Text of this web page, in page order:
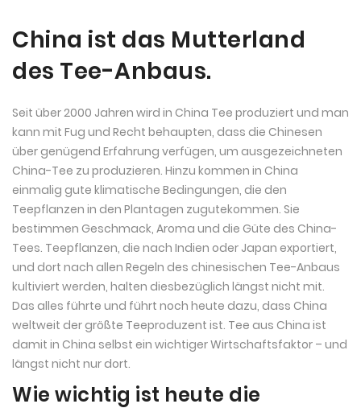
China ist das Mutterland
des Tee-Anbaus.
Seit über 2000 Jahren wird in China Tee produziert und man
kann mit Fug und Recht behaupten, dass die Chinesen
über genügend Erfahrung verfügen, um ausgezeichneten
China-Tee zu produzieren. Hinzu kommen in China
einmalig gute klimatische Bedingungen, die den
Teepflanzen in den Plantagen zugutekommen. Sie
bestimmen Geschmack, Aroma und die Güte des China-
Tees. Teepflanzen, die nach Indien oder Japan exportiert,
und dort nach allen Regeln des chinesischen Tee-Anbaus
kultiviert werden, halten diesbezüglich längst nicht mit.
Das alles führte und führt noch heute dazu, dass China
weltweit der größte Teeproduzent ist. Tee aus China ist
damit in China selbst ein wichtiger Wirtschaftsfaktor – und
längst nicht nur dort.
Wie wichtig ist heute die